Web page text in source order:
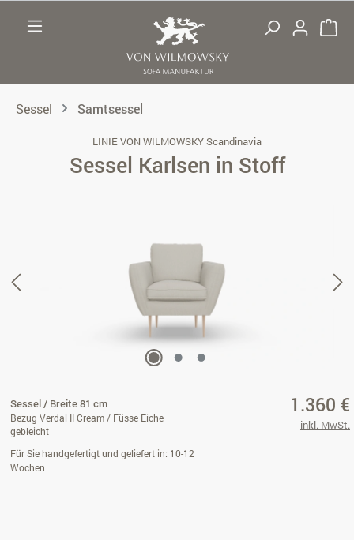
Sessel Samtsessel
LINIE VON WILMOWSKY Scandinavia
Sessel Karlsen in Stoff
Sessel / Breite 81 cm
Bezug Verdal II Cream / Füsse Eiche
gebleicht
Für Sie handgefertigt und geliefert in: 10-12
Wochen
1.360 €
inkl. MwSt.